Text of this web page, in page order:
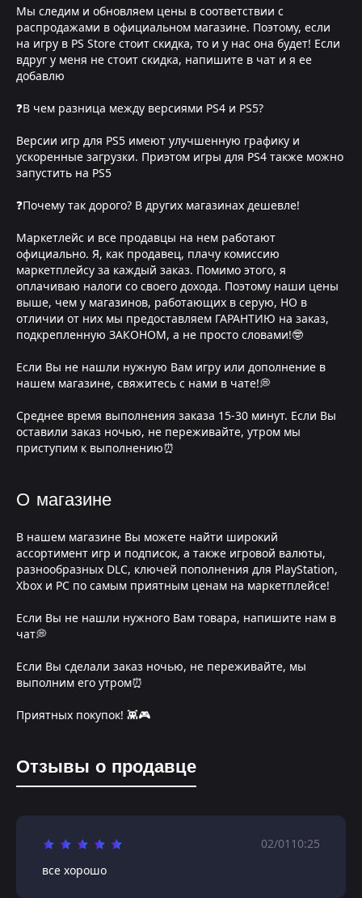
Мы следим и обновляем цены в соответствии с
распродажами в официальном магазине. Поэтому, если
на игру в PS Store стоит скидка, то и у нас она будет! Если
вдруг у меня не стоит скидка, напишите в чат и я ее
добавлю
❓В чем разница между версиями PS4 и PS5?
Версии игр для PS5 имеют улучшенную графику и
ускоренные загрузки. Приэтом игры для PS4 также можно
запустить на PS5
❓Почему так дорого? В других магазинах дешевле!
Маркетлейс и все продавцы на нем работают
официально. Я, как продавец, плачу комиссию
маркетплейсу за каждый заказ. Помимо этого, я
оплачиваю налоги со своего дохода. Поэтому наши цены
выше, чем у магазинов, работающих в серую, НО в
отличии от них мы предоставляем ГАРАНТИЮ на заказ,
подкрепленную ЗАКОНОМ, а не просто словами!🤓
Если Вы не нашли нужную Вам игру или дополнение в
нашем магазине, свяжитесь с нами в чате!💭
Среднее время выполнения заказа 15-30 минут. Если Вы
оставили заказ ночью, не переживайте, утром мы
приступим к выполнению⏰
О магазине
В нашем магазине Вы можете найти широкий
ассортимент игр и подписок, а также игровой валюты,
разнообразных DLC, ключей пополнения для PlayStation,
Xbox и PC по самым приятным ценам на маркетплейсе!
Если Вы не нашли нужного Вам товара, напишите нам в
чат💭
Если Вы сделали заказ ночью, не переживайте, мы
выполним его утром⏰
Приятных покупок! 👾🎮
Отзывы о продавце
02/01 10:25
все хорошо